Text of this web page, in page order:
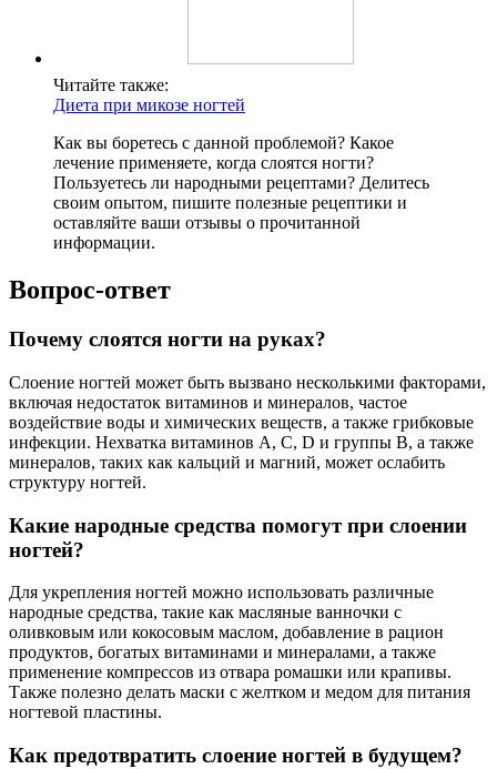
Читайте также:
Диета при микозе ногтей
Как вы боретесь с данной проблемой? Какое
лечение применяете, когда слоятся ногти?
Пользуетесь ли народными рецептами? Делитесь
своим опытом, пишите полезные рецептики и
оставляйте ваши отзывы о прочитанной
информации.
Вопрос-ответ
Почему слоятся ногти на руках?
Слоение ногтей может быть вызвано несколькими факторами,
включая недостаток витаминов и минералов, частое
воздействие воды и химических веществ, а также грибковые
инфекции. Нехватка витаминов A, C, D и группы B, а также
минералов, таких как кальций и магний, может ослабить
структуру ногтей.
Какие народные средства помогут при слоении
ногтей?
Для укрепления ногтей можно использовать различные
народные средства, такие как масляные ванночки с
оливковым или кокосовым маслом, добавление в рацион
продуктов, богатых витаминами и минералами, а также
применение компрессов из отвара ромашки или крапивы.
Также полезно делать маски с желтком и медом для питания
ногтевой пластины.
Как предотвратить слоение ногтей в будущем?